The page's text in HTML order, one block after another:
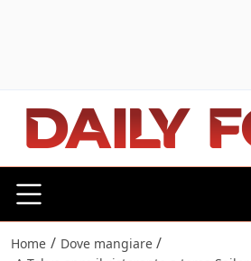
Home / Dove mangiare /